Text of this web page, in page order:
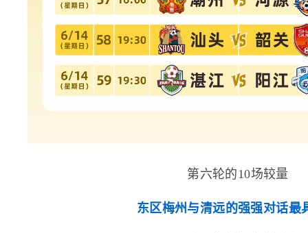
第六轮的10场较量
东区梅州与清远的强强对话最